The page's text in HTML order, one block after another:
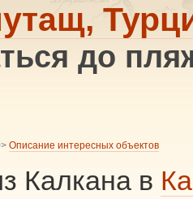
до
Описание интересных объектов
Калкана в